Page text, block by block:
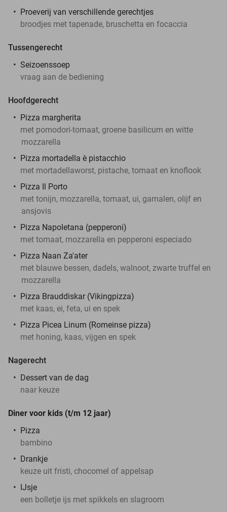
Proeverij van verschillende gerechtjes
broodjes met tapenade, bruschetta en focaccia
Tussengerecht
Seizoenssoep
vraag aan de bediening
Hoofdgerecht
Pizza margherita
met pomodori-tomaat, groene basilicum en witte
mozzarella
Pizza mortadella è pistacchio
met mortadellaworst, pistache, tomaat en knoflook
Pizza Il Porto
met tonijn, mozzarella, tomaat, ui, garnalen, olijf en
ansjovis
Pizza Napoletana (pepperoni)
met tomaat, mozzarella en pepperoni especiado
Pizza Naan Za'ater
met blauwe bessen, dadels, walnoot, zwarte truffel en
mozzarella
Pizza Brauddiskar (Vikingpizza)
met kaas, ei, feta, ui en spek
Pizza Picea Linum (Romeinse pizza)
met honing, kaas, vijgen en spek
Nagerecht
Dessert van de dag
naar keuze
Diner voor kids (t/m 12 jaar)
Pizza
bambino
Drankje
keuze uit fristi, chocomel of appelsap
IJsje
een bolletje ijs met spikkels en slagroom